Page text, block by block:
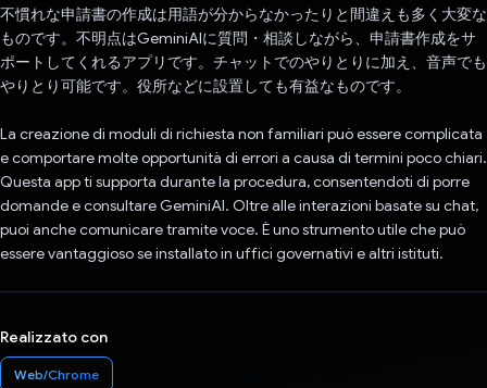
不慣れな申請書の作成は用語が分からなかったりと間違えも多く大変な
ものです。不明点はGeminiAIに質問・相談しながら、申請書作成をサ
ポートしてくれるアプリです。チャットでのやりとりに加え、音声でも
やりとり可能です。役所などに設置しても有益なものです。
La creazione di moduli di richiesta non familiari può essere complicata
e comportare molte opportunità di errori a causa di termini poco chiari.
Questa app ti supporta durante la procedura, consentendoti di porre
domande e consultare GeminiAI. Oltre alle interazioni basate su chat,
puoi anche comunicare tramite voce. È uno strumento utile che può
essere vantaggioso se installato in uffici governativi e altri istituti.
Realizzato con
Web/Chrome